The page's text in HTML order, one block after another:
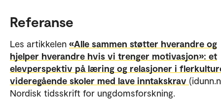
Referanse
Les artikkelen «Alle sammen støtter hverandre og
hjelper hverandre hvis vi trenger motivasjon»: et
elevperspektiv på læring og relasjoner i
videregående skoler med lave inntakskrav
Nordisk tidsskrift for ungdomsforskning.